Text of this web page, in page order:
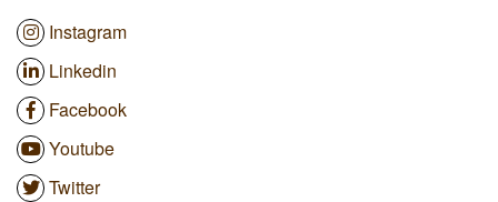
Instagram
Linkedin
Facebook
Youtube
Twitter